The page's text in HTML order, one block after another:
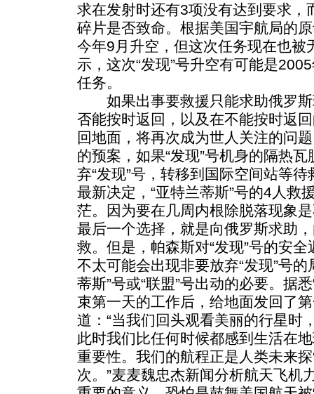
求在发射时还有3项没有达到要求，
碎片是否致命。根据美国宇航局的
今年9月升空，但这次任务现在也被
示，这次“发现”号升空有可能是
任务。
如果出事要救援只能求助俄罗斯
否能按时返回，以及在不能按时返
回地面，将再次成为世人关注的问
的预案，如果“发现”号机身的隔热
弃“发现”号，转移到国际空间站等
最新决定，“亚特兰蒂斯”号的4人救
茫。因为要在几周内根除脱落现象
最后一个选择，就是向俄罗斯求助
救。但是，帕森斯对“发现”号的安
不太可能会出现非要放弃“发现”号
蒂斯”号或“联盟”号出动的必要。据
束第一天的工作后，给地面发回了
道：“当我们回头观看美丽的行星时
此时我们比任何时候都感到生活在
重要性。我们的航程正是人类未来
次。”麦麦魏忠杰新闻分析航天飞机